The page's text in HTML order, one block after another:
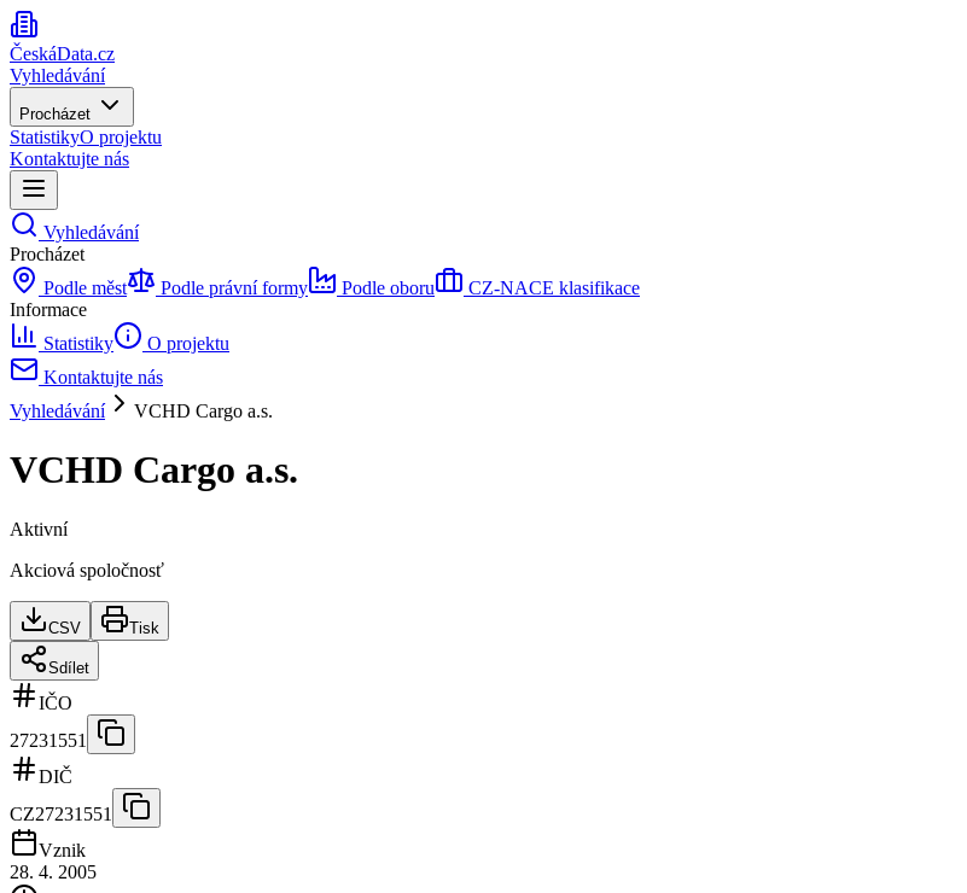
ČeskáData.cz
Vyhledávání
Procházet
StatistikyO projektu
Kontaktujte nás
Vyhledávání
Procházet
Podle měst
Podle právní formy Podle oboru
CZ-NACE klasifikace
Informace
Statistiky
O projektu
Kontaktujte nás
Vyhledávání
VCHD Cargo a.s.
VCHD Cargo a.s.
Aktivní
Akciová spoločnosť
CSV Tisk
Sdílet
IČO
27231551
DIČ
CZ27231551
Vznik
28. 4. 2005